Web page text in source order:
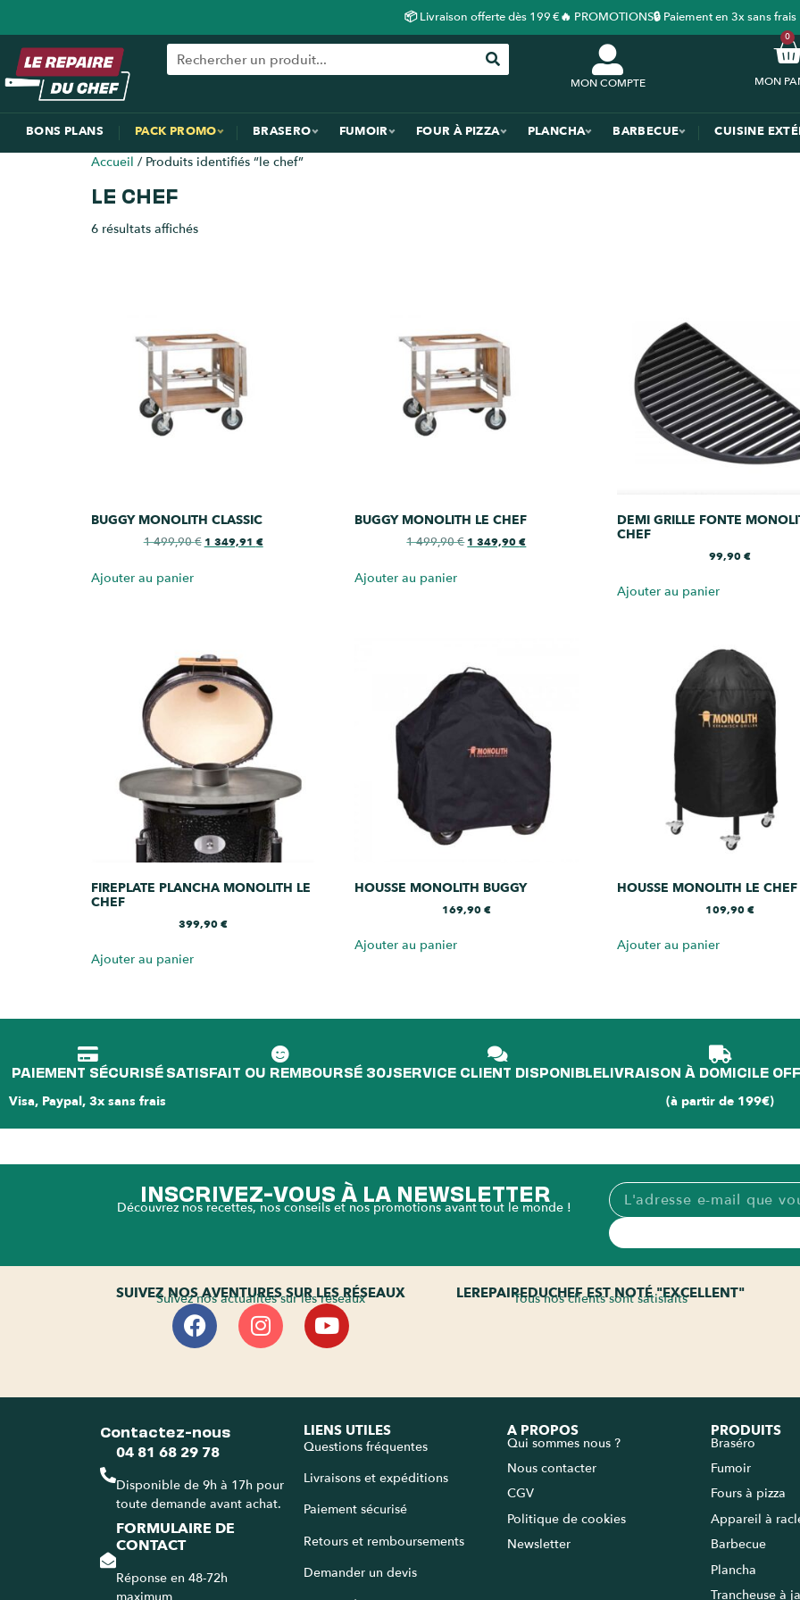
📦 Livraison offerte dès 199 €🔥 PROMOTIONS🔒 Paiement en 3x sans frais
MON COMPTE
0
BONS PLANS PACK PROMO BRASERO FUMOIR FOUR À PIZZA PLANCHA BARBECUE CUISINE
Accueil / Produits identifiés “le chef”
LE CHEF
6 résultats affichés
BUGGY MONOLITH CLASSIC
1 499,90€ 1 349,91 €
Ajouter au panier
BUGGY MONOLITH LE CHEF
1 499,90€ 1 349,90€
Ajouter au panier
DEMI GRILLE FONTE
CHEF
99,90€
Ajouter au panier
FIREPLATE PLANCHA MONOLITH LE
CHEF
399,90€
Ajouter au panier
HOUSSE MONOLITH BUGGY
169,90€
Ajouter au panier
HOUSSE MONOLITH LE CHEF
109,90€
Ajouter au panier
PAIEMENT SÉCURISÉ
Visa, Paypal, 3x sans frais
SATISFAIT OU REMBOURSÉ 30JSERVICE CLIENT DISPONIBLELIVRAISON À DOMICILE
(à partir de 199€)
INSCRIVEZ-VOUS À LA NEWSLETTER
Découvrez nos recettes, nos conseils et nos promotions avant tout le monde !
SUIVEZ NOS AVENTURES SUR LES RÉSEAUX
Suivez nos actualités sur les réseaux LEREPAIREDUCHEF EST NOTÉ "EXCELLENT"
Tous nos clients sont satisfaits
Contactez-nous
04 81 68 29 78
Disponible de 9h à 17h pour
toute demande avant achat.
FORMULAIRE DE
CONTACT
Réponse en 48-72h
maximum
LIENS UTILES
Questions fréquentes
Livraisons et expéditions
Paiement sécurisé
Retours et remboursements
Demander un devis
A PROPOS
Qui sommes nous ?
Nous contacter
CGV
Politique de cookies
Newsletter
PRODUITS
Braséro
Fumoir
Fours à pizza
Appareil à
Barbecue
Plancha
Trancheuse à